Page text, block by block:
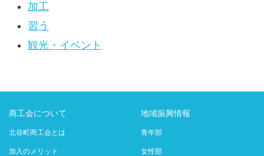
加工
習う
観光・イベント
商工会について
北谷町商工会とは
加入のメリット
地域振興情報
青年部
女性部